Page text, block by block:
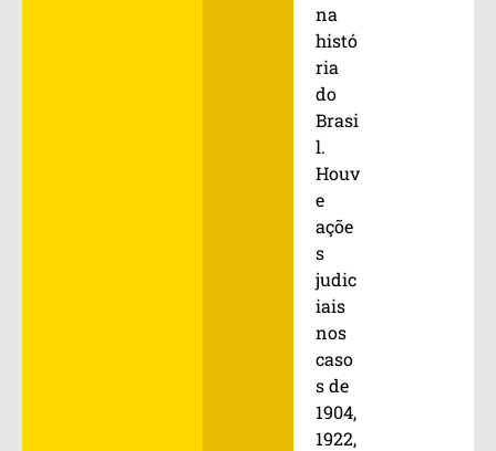
na
histó
ria
do
Brasi
l.
Houv
e
açõe
s
judic
iais
nos
caso
s de
1904,
1922,